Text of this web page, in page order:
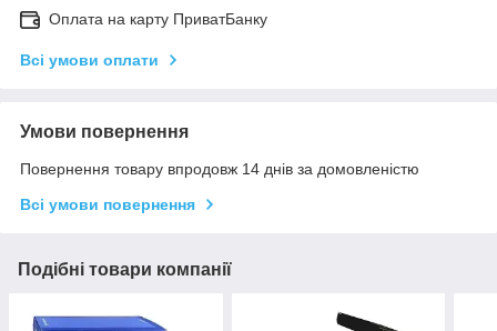
Оплата на карту ПриватБанку
Всі умови оплати
Умови повернення
Повернення товару впродовж 14 днів за домовленістю
Всі умови повернення
Подібні товари компанії